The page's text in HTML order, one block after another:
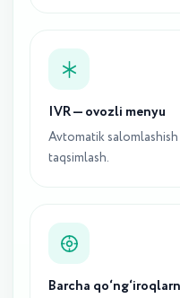
IVR — ovozli menyu
Avtomatik salomlashish
taqsimlash.
Barcha